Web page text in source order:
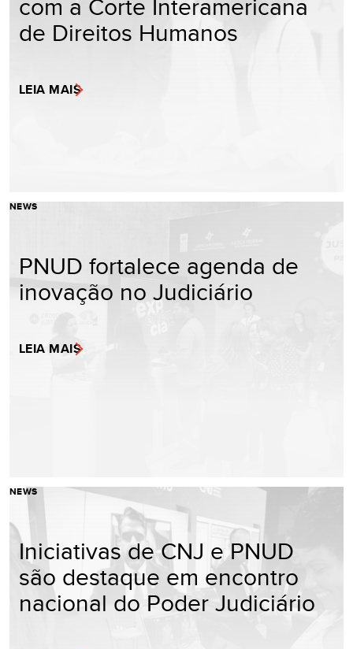
de Direitos Humanos
LEIA MAIS
NEWS
PNUD fortalece agenda de
inovação no Judiciário
LEIA MAIS
NEWS
Iniciativas de CNJ e PNUD
são destaque em encontro
nacional do Poder Judiciário